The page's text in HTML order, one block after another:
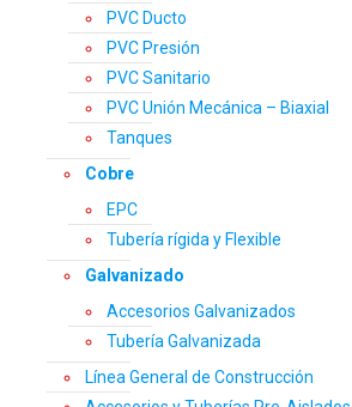
PVC Ducto
PVC Presión
PVC Sanitario
PVC Unión Mecánica – Biaxial
Tanques
Cobre
EPC
Tubería rígida y Flexible
Galvanizado
Accesorios Galvanizados
Tubería Galvanizada
Línea General de Construcción